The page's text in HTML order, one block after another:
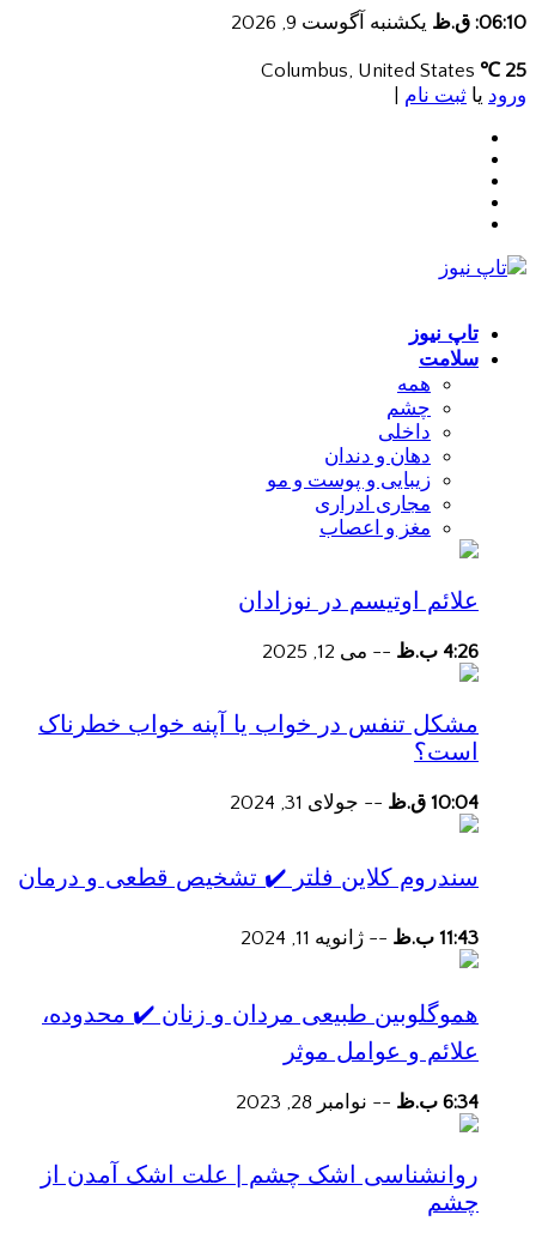
06:10: ق.ظ یکشنبه آگوست 9, 2026
25 ℃
ورود یا ثبت نام
تاپ نیوز
سلامت
همه
چشم
داخلی
دهان و دندان
زیبایی و پوست و مو
مجاری ادراری
مغز و اعصاب
علائم اوتیسم در نوزادان
4:26 ب.ظ -- می 12, 2025
مشکل تنفس در خواب یا آپنه خواب خطرناک
است؟
10:04 ق.ظ -- جولای 31, 2024
سندروم کلاین فلتر ✔️ تشخیص قطعی و درمان
11:43 ب.ظ -- ژانویه 11, 2024
هموگلوبین طبیعی مردان و زنان ✔️ محدوده،
علائم و عوامل موثر
6:34 ب.ظ -- نوامبر 28, 2023
روانشناسی اشک چشم | علت اشک آمدن از
چشم